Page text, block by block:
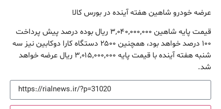
عرضه خودرو شاهین هفته آینده در بورس کالا
قیمت پایه شاهین ۳,۰۴۰,۰۰۰,۰۰۰ ریال بوده درصد پیش پرداخت
۱۰۰ درصد خواهد بود، همچنین ۲۵۰۰ دستگاه کارا دوکابین نیز سه
شنبه هفته آینده با قیمت پایه ۳,۰۱۵,۰۰۰,۰۰۰ ریال عرضه خواهد
شد.